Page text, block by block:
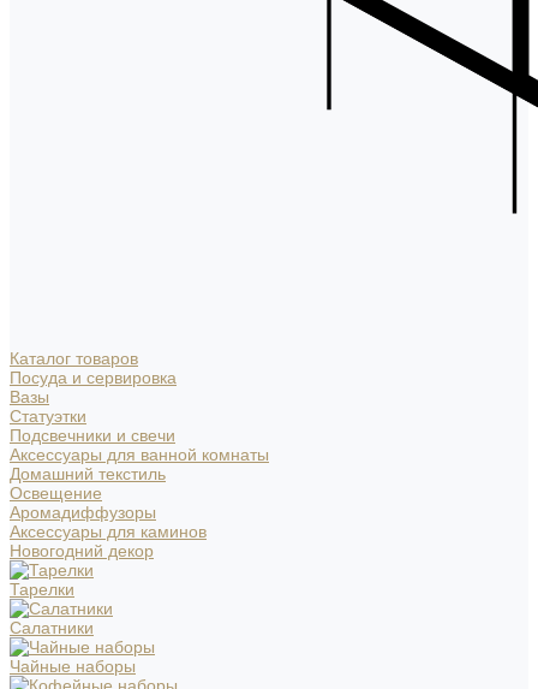
Каталог товаров
Посуда и сервировка
Вазы
Статуэтки
Подсвечники и свечи
Аксессуары для ванной комнаты
Домашний текстиль
Освещение
Аромадиффузоры
Аксессуары для каминов
Новогодний декор
Тарелки
Салатники
Чайные наборы